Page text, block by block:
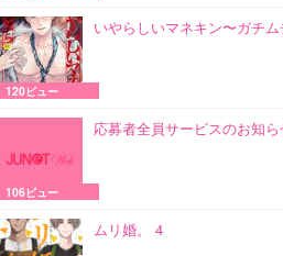
いやらしいマネキン〜ガチム
120ビュー
応募者全員サービスのお知
106ビュー
ムリ婚。 4